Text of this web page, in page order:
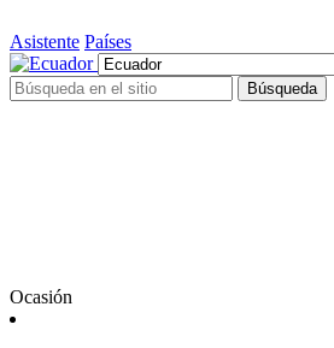
Asistente Países
Búsqueda
Ocasión